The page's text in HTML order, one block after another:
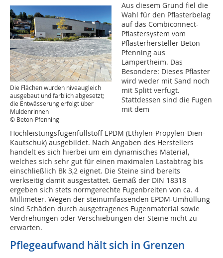
Die Flächen wurden niveaugleich
ausgebaut und farblich abgesetzt;
die Entwässerung erfolgt über
Muldenrinnen
© Beton-Pfenning
Aus diesem Grund fiel die
Wahl für den Pflasterbelag
auf das Combiconnect-
Pflastersystem vom
Pflasterhersteller Beton
Pfenning aus
Lampertheim. Das
Besondere: Dieses Pflaster
wird weder mit Sand noch
mit Splitt verfugt.
Stattdessen sind die Fugen
mit dem
Hochleistungsfugenfüllstoff EPDM (Ethylen-Propylen-Dien-
Kautschuk) ausgebildet. Nach Angaben des Herstellers
handelt es sich hierbei um ein dynamisches Material,
welches sich sehr gut für einen maximalen Lastabtrag bis
einschließlich Bk 3,2 eignet. Die Steine sind bereits
werkseitig damit ausgestattet. Gemäß der DIN 18318
ergeben sich stets normgerechte Fugenbreiten von ca. 4
Millimeter. Wegen der steinumfassenden EPDM-Umhüllung
sind Schäden durch ausgetragenes Fugenmaterial sowie
Verdrehungen oder Verschiebungen der Steine nicht zu
erwarten.
Pflegeaufwand hält sich in Grenzen